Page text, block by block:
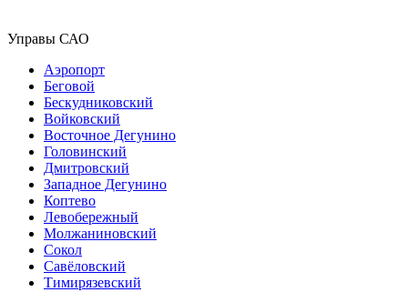
Управы САО
Аэропорт
Беговой
Бескудниковский
Войковский
Восточное Дегунино
Головинский
Дмитровский
Западное Дегунино
Коптево
Левобережный
Молжаниновский
Сокол
Савёловский
Тимирязевский